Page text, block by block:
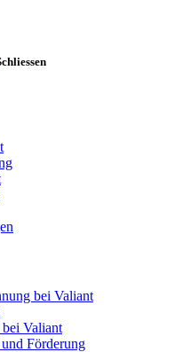
bei Valiant
Valiant
Förderung